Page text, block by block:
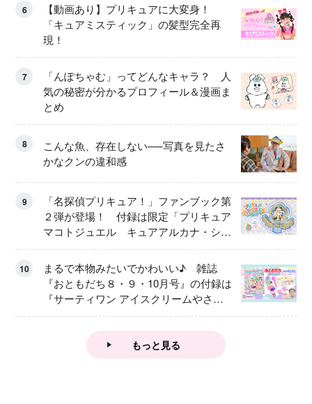
6
【動画あり】プリキュアに大変身！
「キュアミスティック」の髪型完全再
現！
7
「んぽちゃむ」ってどんなキャラ？ 人
気の秘密が分かるプロフィール＆漫画ま
とめ
8
こんな魚、存在しない──写真を見たさ
かなクンの違和感
9
「名探偵プリキュア！」ファンブック第
２弾が登場！ 付録は限定「プリキュア
マコトジュエル キュアアルカナ・シャ
ドウ アイスver.」 キュアエクレールを
大特集！
10
まるで本物みたいでかわいい♪ 雑誌
『おともだち８・９・10月号』の付録は
『サーティワン アイスクリームやさ
ん』
もっと見る